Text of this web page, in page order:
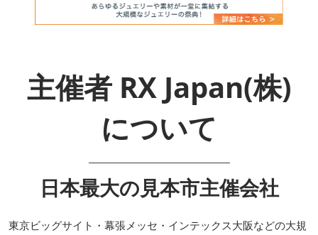
主催者 RX Japan(株)
について
日本最大の見本市主催会社
東京ビッグサイト・幕張メッセ・インテックス大阪などの大規